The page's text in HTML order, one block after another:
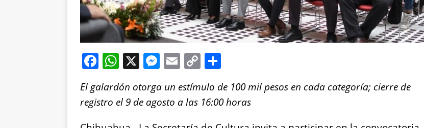
F
a
c
e
W
h
at
s
X M
ss
e
E
ai
l
C
o
p
y
h
a
re
El galardón otorga un estímulo de 100 mil pesos en cada categoría; cierre de
registro el 9 de agosto a las 16:00 horas